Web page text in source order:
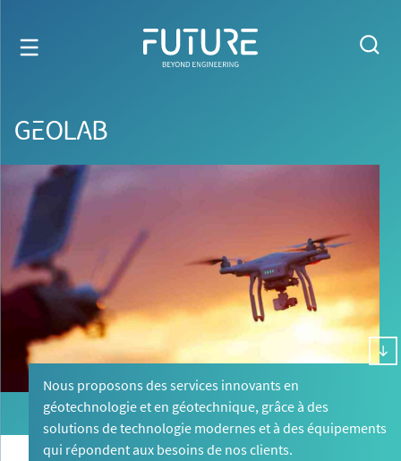
GEOLAB
Nous proposons des services innovants en
géotechnologie et en géotechnique, grâce à des
solutions de technologie modernes et à des équipements
qui répondent aux besoins de nos clients.